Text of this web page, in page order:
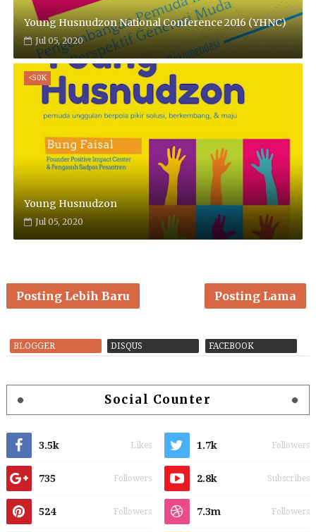
Young Husnudzon National Conference 2016 (YHNC)
Jul 05, 2020
<50K
Young Husnudzon
Jul 05, 2020
Posting Lebih Baru Posting Lama
BLOGGER DISQUS FACEBOOK
Social Counter
3.5k Likes 1.7k Followers
735 Followers 2.8k Subscribes
524 Followers 7.3m Followers